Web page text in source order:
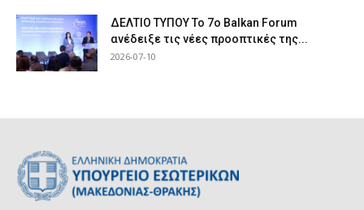
ΔΕΛΤΙΟ ΤΥΠΟΥ Το 7ο Balkan Forum
ανέδειξε τις νέες προοπτικές της...
2026-07-10